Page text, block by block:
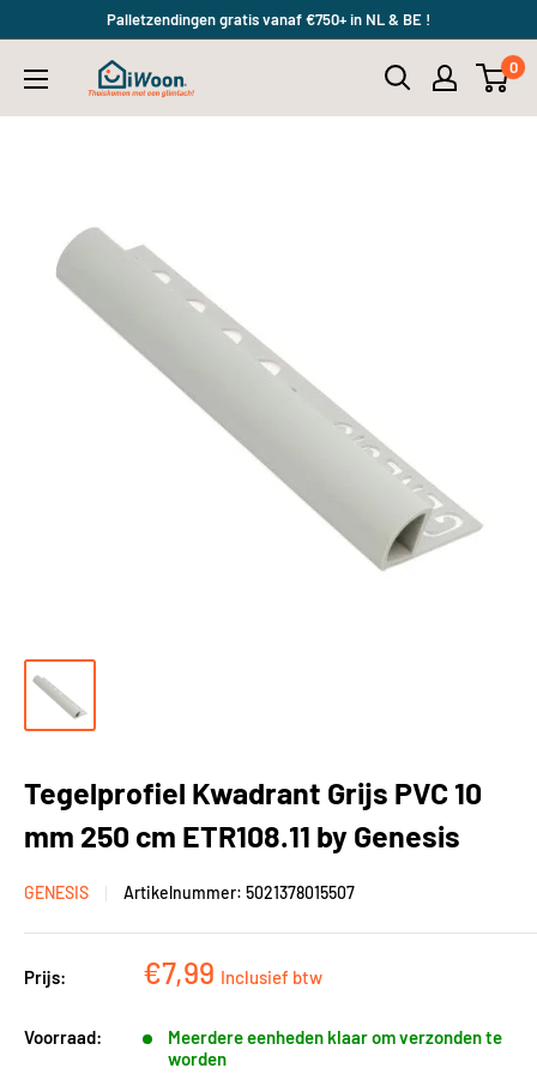
content
Palletzendingen gratis vanaf €750+ in NL & BE !
iWoon.nl 0
Tegelprofiel Kwadrant Grijs PVC 10
mm 250 cm ETR108.11 by Genesis
GENESIS Artikelnummer: 5021378015507
Prijs: Kortingsprijs
€7,99 Inclusief btw
Voorraad:
Meerdere eenheden klaar om verzonden te
worden